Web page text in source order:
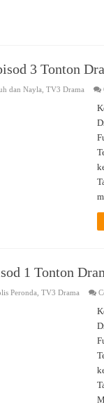
3 Tonton
dan Nayla TV3 Drama
1 Tonton
Peronda TV3 Drama